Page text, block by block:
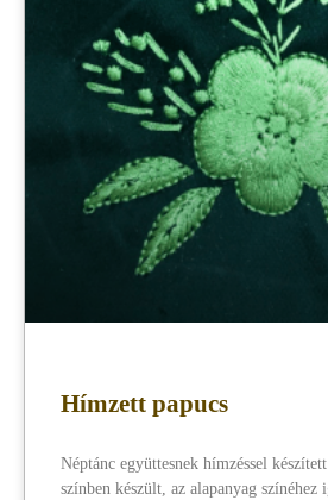
Hímzett papucs
Néptánc együttesnek hímzéssel
színben készült, az alapanyag színéhez